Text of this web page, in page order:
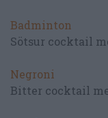
Badminton
Sötsur cocktail
Negroni
Bitter cocktail